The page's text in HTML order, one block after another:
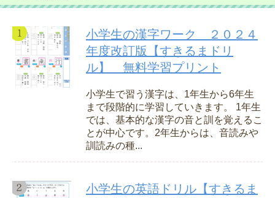
小学生の漢字ワーク ２０２４
年度改訂版【すきるまドリ
ル】 無料学習プリント
小学生で習う漢字は、1年生から6年生
まで段階的に学習していきます。 1年生
では、基本的な漢字の音と訓を覚えるこ
とが中心です。2年生からは、音読みや
訓読みの種...
小学生の英語ドリル【すきるま